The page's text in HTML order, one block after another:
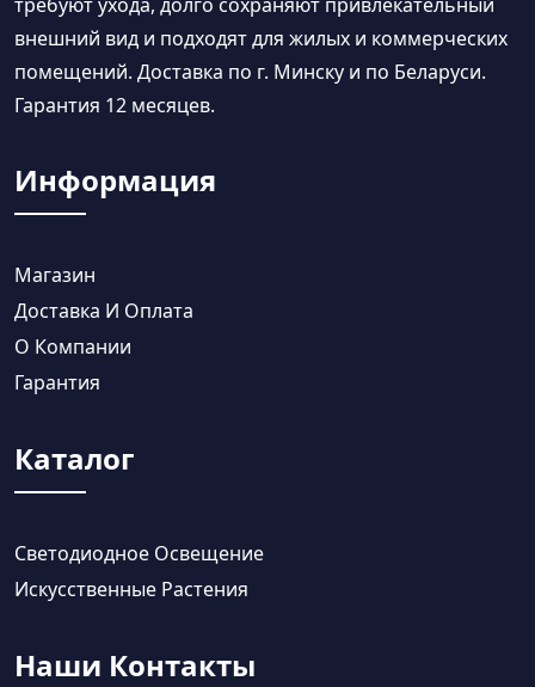
внешний вид и подходят для жилых и коммерческих
помещений. Доставка по г. Минску и по Беларуси.
Гарантия 12 месяцев.
Информация
Магазин
Доставка И Оплата
О Компании
Гарантия
Каталог
Светодиодное Освещение
Искусственные Растения
Наши Контакты